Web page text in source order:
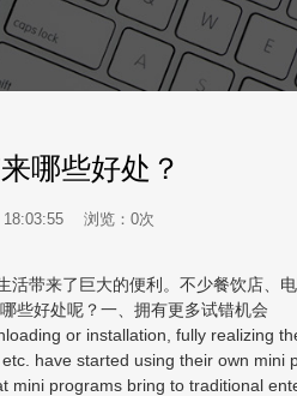
哪些好处？
18:03:55 浏览： 0次
活带来了巨大的便利。不少餐饮店、
些好处呢？一、拥有更多试错机会
or installation, fully realizing
have started using their own mini
programs bring to traditional